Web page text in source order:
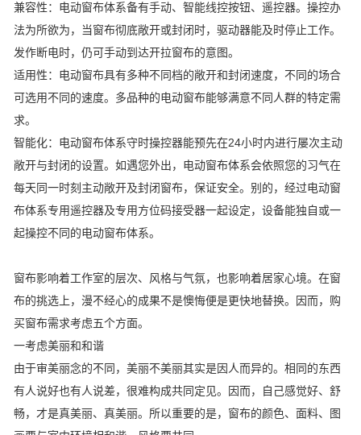
兼容性：电动窗布体系备有手动、智能线控按钮、遥控器。操控办
法为所欲为，当窗布彻底敞开或封闭时，驱动器能及时停止工作。
发作断电时，仍可手动到达开拉窗布的意图。
适用性：电动窗布具有多种不同档的敞开和封闭速度，不同的场合
可选用不同的速度。多品种的电动窗布能够满意不同人群的特定需
求。
智能化：电动窗布体系守时操控器能预先在24小时内进行屡次主动
敞开与封闭的设置。如遇您外出，电动窗布体系会依照您的习气在
每天同一时刻主动敞开及封闭窗布，保证安全。别的，经过电动窗
布体系专用遥控器及专用方位码接受器一起设定，设备能独自或一
起操控不同的电动窗布体系。
窗布影响着工作室的层次、风格与气氛，也影响着居家心境。在窗
布的挑选上，漫不经心的成果不是懊悔便是更快地替换。因而，购
买窗布需求考虑五个方面。
一考虑美丽和和谐
由于审美丽念的不同，美丽不美丽其实是因人而异的。相同的东西
有人说好也有人说差，很难构成共同定见。因而，自己感觉好、舒
畅，才是真美丽、真美丽。所以重要的是，窗布的颜色、面料、图